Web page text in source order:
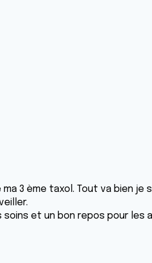
ma 3 ème taxol. Tout va bien
soins et un bon repos pour les